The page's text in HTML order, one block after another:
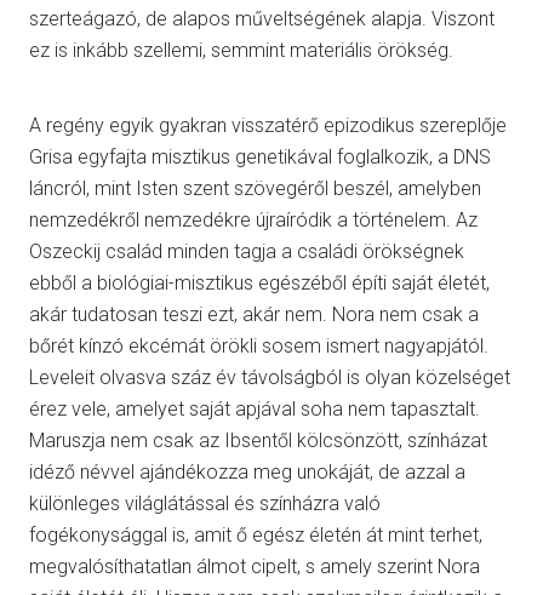
szerteágazó, de alapos műveltségének alapja. Viszont
ez is inkább szellemi, semmint materiális örökség.
A regény egyik gyakran visszatérő epizodikus szereplője
Grisa egyfajta misztikus genetikával foglalkozik, a DNS
láncról, mint Isten szent szövegéről beszél, amelyben
nemzedékről nemzedékre újraíródik a történelem. Az
Oszeckij család minden tagja a családi örökségnek
ebből a biológiai-misztikus egészéből építi saját életét,
akár tudatosan teszi ezt, akár nem. Nora nem csak a
bőrét kínzó ekcémát örökli sosem ismert nagyapjától.
Leveleit olvasva száz év távolságból is olyan közelséget
érez vele, amelyet saját apjával soha nem tapasztalt.
Maruszja nem csak az Ibsentől kölcsönzött, színházat
idéző névvel ajándékozza meg unokáját, de azzal a
különleges világlátással és színházra való
fogékonysággal is, amit ő egész életén át mint terhet,
megvalósíthatatlan álmot cipelt, s amely szerint Nora